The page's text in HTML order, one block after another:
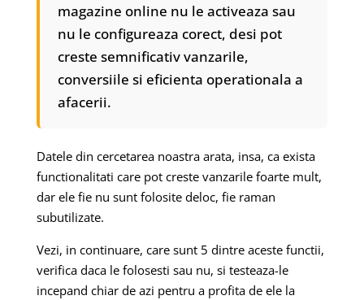
magazine online nu le activeaza sau
nu le configureaza corect, desi pot
creste semnificativ vanzarile,
conversiile si eficienta operationala a
afacerii.
Datele din cercetarea noastra arata, insa, ca exista
functionalitati care pot creste vanzarile foarte mult,
dar ele fie nu sunt folosite deloc, fie raman
subutilizate.
Vezi, in continuare, care sunt 5 dintre aceste functii,
verifica daca le folosesti sau nu, si testeaza-le
incepand chiar de azi pentru a profita de ele la